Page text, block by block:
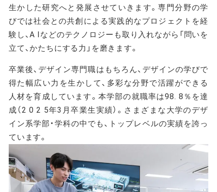
生かした研究へと発展させていきます。専門分野の学
びでは社会との共創による実践的なプロジェクトを経
験し、A Iなどのテクノロジーも取り入れながら「問いを
立て、かたちにする力」を磨きます。
卒業後、デザイン専門職はもちろん、デザインの学びで
得た幅広い力を生かして、多彩な分野で活躍ができる
人材を育成しています。本学部の就職率は98. 8％を達
成（2 0 2 5年3月卒業生実績）。さまざまな大学のデザ
イン系学部・学科の中でも、トップレベルの実績を誇っ
ています。